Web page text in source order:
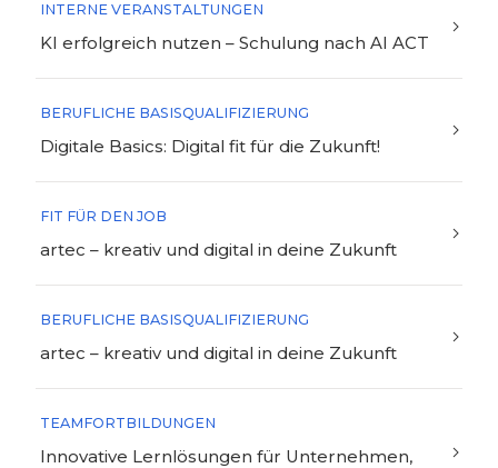
INTERNE VERANSTALTUNGEN
KI erfolgreich nutzen – Schulung nach AI ACT
BERUFLICHE BASISQUALIFIZIERUNG
Digitale Basics: Digital fit für die Zukunft!
FIT FÜR DEN JOB
artec – kreativ und digital in deine Zukunft
BERUFLICHE BASISQUALIFIZIERUNG
artec – kreativ und digital in deine Zukunft
TEAMFORTBILDUNGEN
Innovative Lernlösungen für Unternehmen,